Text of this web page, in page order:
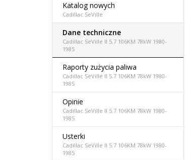
Katalog nowych
Cadillac SeVille
Dane techniczne
Cadillac SeVille II 5.7 106KM 78kW 1980-
1985
Raporty zużycia paliwa
Cadillac SeVille II 5.7 106KM 78kW 1980-
1985
Opinie
Cadillac SeVille II 5.7 106KM 78kW 1980-
1985
Usterki
Cadillac SeVille II 5.7 106KM 78kW 1980-
1985